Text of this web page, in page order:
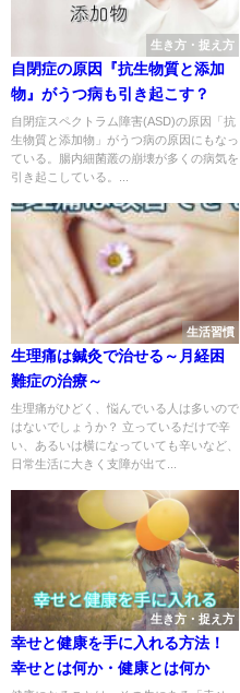
生き方・捉え方
自閉症の原因『抗生物質と添加
物』がうつ病も引き起こす？
自閉症スペクトラム障害(ASD)の原因「抗
生物質と添加物」がうつ病の原因にもなっ
ている。腸内細菌叢の崩壊が多くの病気を
引き起こしている。...
生活習慣
生理痛は鍼灸で治せる～月経困
難症の治療～
生理痛がひどく、悩んでいる人は多いので
はないでしょうか？ 立っているだけで辛
い、あるいは横になっていても辛いなど、
日常生活に大きく支障が出て...
生き方・捉え方
幸せと健康を手に入れる方法！
幸せとは何か・健康とは何か